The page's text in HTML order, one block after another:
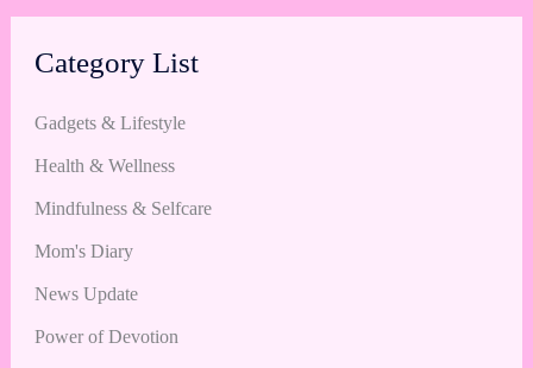
Category List
Gadgets & Lifestyle
Health & Wellness
Mindfulness & Selfcare
Mom's Diary
News Update
Power of Devotion